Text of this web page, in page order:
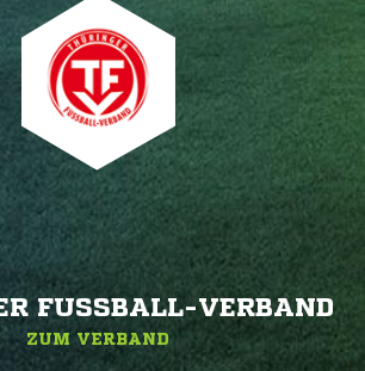
FUSSBALL-VERBAND
ZUM VERBAND